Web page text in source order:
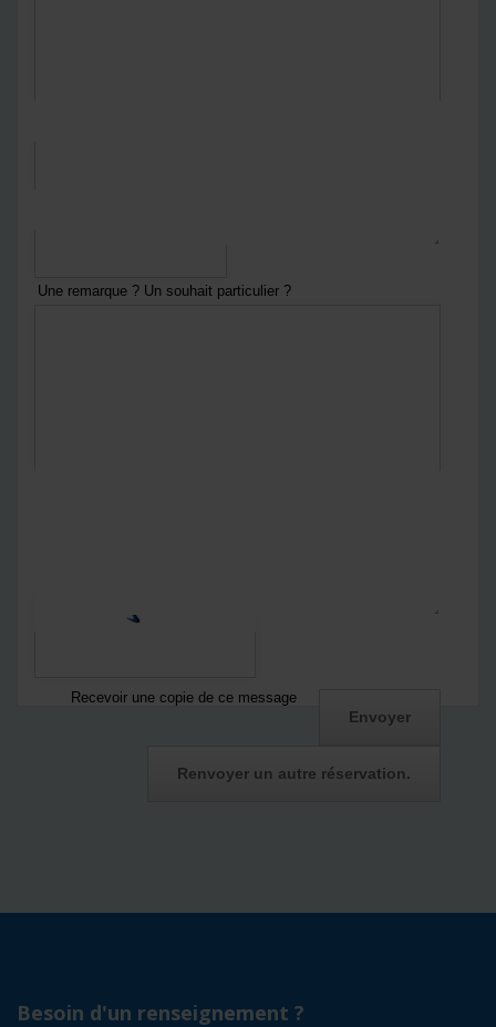
Une remarque ? Un souhait particulier ?
Recevoir une copie de ce message
Besoin d'un renseignement ?